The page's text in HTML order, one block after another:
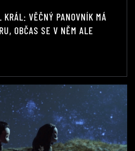
KRÁL: VĚČNÝ PANOVNÍK MÁ
OBČAS SE V NĚM ALE